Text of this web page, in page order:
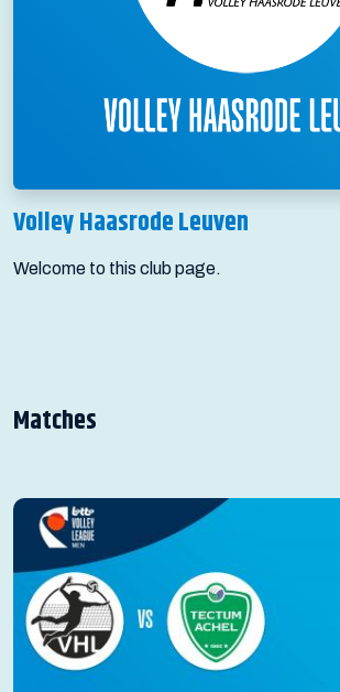
Volley Haasrode Leuven
Welcome to this club page.
Matches